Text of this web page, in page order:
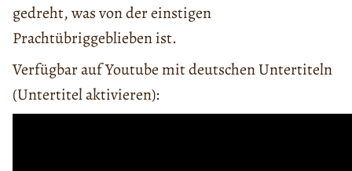
gedreht, was von der einstigen
Prachtübriggeblieben ist.
Verfügbar auf Youtube mit deutschen Untertiteln
(Untertitel aktivieren):